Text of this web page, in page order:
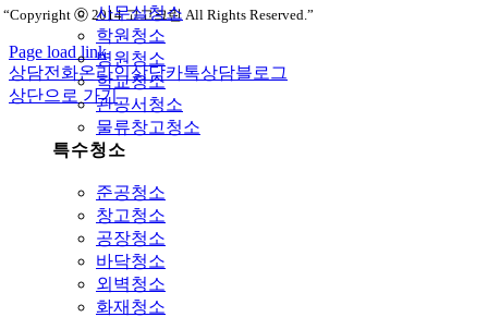
사무실청소
학원청소
병원청소
학교청소
관공서청소
물류창고청소
특수청소
준공청소
창고청소
공장청소
바닥청소
외벽청소
화재청소
“Copyright ⓒ 2014 고고크린 All Rights Reserved.”
Page load link
상담전화온라인상담카톡상담블로그
상단으로 가기